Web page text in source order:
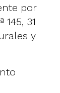
por
31
y